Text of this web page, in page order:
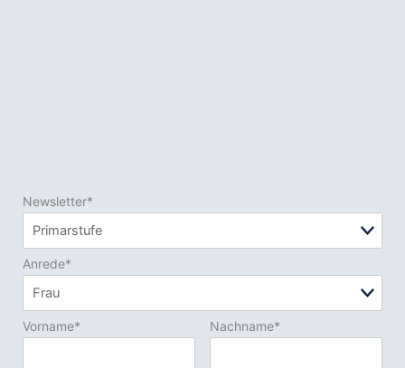
Newsletter*
Anrede*
Vorname* Nachname*